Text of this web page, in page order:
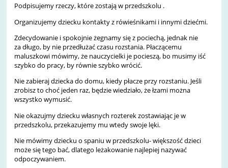
Podpisujemy rzeczy, które zostają w przedszkolu .
Organizujemy dziecku kontakty z rówieśnikami i innymi dziećmi.
Zdecydowanie i spokojnie żegnamy się z pociechą, jednak nie
za długo, by nie przedłużać czasu rozstania. Płaczącemu
maluszkowi mówimy, że nauczycielki je pocieszą, bo musimy iść
szybko do pracy, by równie szybko wrócić.
Nie zabieraj dziecka do domu, kiedy płacze przy rozstaniu. Jeśli
zrobisz to choć jeden raz, będzie wiedziało, że łzami można
wszystko wymusić.
Nie okazujmy dziecku własnych rozterek zostawiając je w
przedszkolu, przekazujemy mu wtedy swoje lęki.
Nie mówimy dziecku o spaniu w przedszkolu- większość dzieci
może się tego bać, dlatego leżakowanie najlepiej nazywać
odpoczywaniem.